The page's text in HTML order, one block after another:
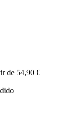
de 54,90 €